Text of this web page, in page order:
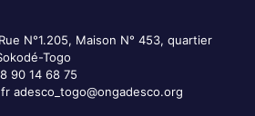
N°1.205, Maison N° 453, quartier
Togo
90 14 68 75
adesco_togo@ongadesco.org